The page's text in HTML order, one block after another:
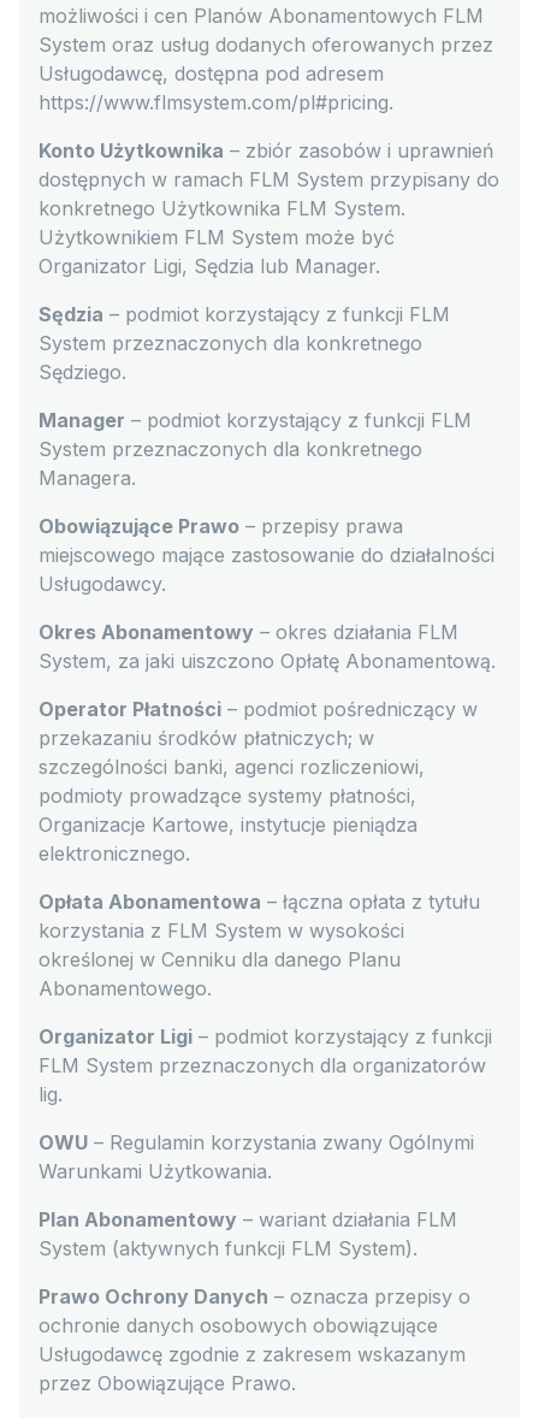
możliwości i cen Planów Abonamentowych FLM
System oraz usług dodanych oferowanych przez
Usługodawcę, dostępna pod adresem
https://www.flmsystem.com/pl#pricing.
Konto Użytkownika – zbiór zasobów i uprawnień
dostępnych w ramach FLM System przypisany do
konkretnego Użytkownika FLM System.
Użytkownikiem FLM System może być
Organizator Ligi, Sędzia lub Manager.
Sędzia – podmiot korzystający z funkcji FLM
System przeznaczonych dla konkretnego
Sędziego.
Manager – podmiot korzystający z funkcji FLM
System przeznaczonych dla konkretnego
Managera.
Obowiązujące Prawo – przepisy prawa
miejscowego mające zastosowanie do działalności
Usługodawcy.
Okres Abonamentowy – okres działania FLM
System, za jaki uiszczono Opłatę Abonamentową.
Operator Płatności – podmiot pośredniczący w
przekazaniu środków płatniczych; w
szczególności banki, agenci rozliczeniowi,
podmioty prowadzące systemy płatności,
Organizacje Kartowe, instytucje pieniądza
elektronicznego.
Opłata Abonamentowa – łączna opłata z tytułu
korzystania z FLM System w wysokości
określonej w Cenniku dla danego Planu
Abonamentowego.
Organizator Ligi – podmiot korzystający z funkcji
FLM System przeznaczonych dla organizatorów
lig.
OWU – Regulamin korzystania zwany Ogólnymi
Warunkami Użytkowania.
Plan Abonamentowy – wariant działania FLM
System (aktywnych funkcji FLM System).
Prawo Ochrony Danych – oznacza przepisy o
ochronie danych osobowych obowiązujące
Usługodawcę zgodnie z zakresem wskazanym
przez Obowiązujące Prawo.